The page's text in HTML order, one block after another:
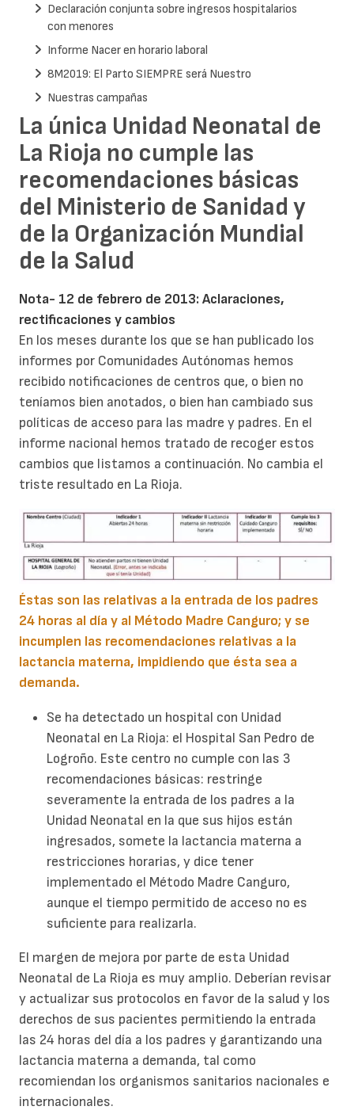
La única Unidad Neonatal de
La Rioja no cumple las
recomendaciones básicas
del Ministerio de Sanidad y
de la Organización Mundial
de la Salud
Nota- 12 de febrero de 2013: Aclaraciones,
rectificaciones y cambios
En los meses durante los que se han publicado los
informes por Comunidades Autónomas hemos
recibido notificaciones de centros que, o bien no
teníamos bien anotados, o bien han cambiado sus
políticas de acceso para las madre y padres. En el
informe nacional hemos tratado de recoger estos
cambios que listamos a continuación. No cambia el
triste resultado en La Rioja.
Éstas son las relativas a la entrada de los padres
24 horas al día y al Método Madre Canguro; y se
incumplen las recomendaciones relativas a la
lactancia materna, impidiendo que ésta sea a
demanda.
Se ha detectado un hospital con Unidad
Neonatal en La Rioja: el Hospital San Pedro de
Logroño. Este centro no cumple con las 3
recomendaciones básicas: restringe
severamente la entrada de los padres a la
Unidad Neonatal en la que sus hijos están
ingresados, somete la lactancia materna a
restricciones horarias, y dice tener
implementado el Método Madre Canguro,
aunque el tiempo permitido de acceso no es
suficiente para realizarla.
El margen de mejora por parte de esta Unidad
Neonatal de La Rioja es muy amplio. Deberían revisar
y actualizar sus protocolos en favor de la salud y los
derechos de sus pacientes permitiendo la entrada
las 24 horas del día a los padres y garantizando una
lactancia materna a demanda, tal como
recomiendan los organismos sanitarios nacionales e
internacionales.
Declaración conjunta sobre ingresos hospitalarios
con menores
Informe Nacer en horario laboral
8M2019: El Parto SIEMPRE será Nuestro
Nuestras campañas